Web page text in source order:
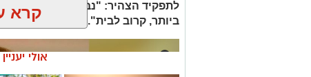
לתפקיד הצהיר: "נבטיח שכל ילד
ביותר, קרוב לבית".
קרא
אולי